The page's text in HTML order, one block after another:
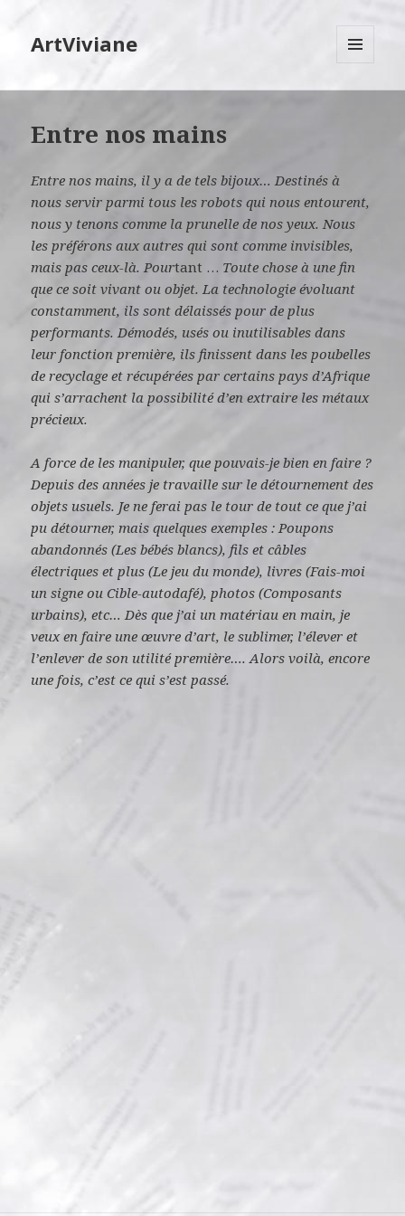
ArtViviane
Entre nos mains
Entre nos mains, il y a de tels bijoux… Destinés à
nous servir parmi tous les robots qui nous entourent,
nous y tenons comme la prunelle de nos yeux. Nous
les préférons aux autres qui sont comme invisibles,
mais pas ceux-là. Pourtant … Toute chose à une fin
que ce soit vivant ou objet. La technologie évoluant
constamment, ils sont délaissés pour de plus
performants. Démodés, usés ou inutilisables dans
leur fonction première, ils finissent dans les poubelles
de recyclage et récupérées par certains pays d’Afrique
qui s’arrachent la possibilité d’en extraire les métaux
précieux.
A force de les manipuler, que pouvais-je bien en faire ?
Depuis des années je travaille sur le détournement des
objets usuels. Je ne ferai pas le tour de tout ce que j’ai
pu détourner, mais quelques exemples : Poupons
abandonnés (Les bébés blancs), fils et câbles
électriques et plus (Le jeu du monde), livres (Fais-moi
un signe ou Cible-autodafé), photos (Composants
urbains), etc… Dès que j’ai un matériau en main, je
veux en faire une œuvre d’art, le sublimer, l’élever et
l’enlever de son utilité première…. Alors voilà, encore
une fois, c’est ce qui s’est passé.